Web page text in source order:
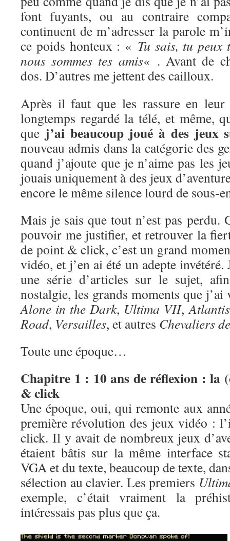
font fuyants, ou au contraire
continuent de m’adresser la parole
ce poids honteux : « Tu sais, tu peux
nous sommes tes amis« . Avant de
dos. D’autres me jettent des cailloux.
Après il faut que les rassure en leur
longtemps regardé la télé, et même,
que j’ai beaucoup joué à des jeux
nouveau admis dans la catégorie des
quand j’ajoute que je n’aime pas les
jouais uniquement à des jeux
encore le même silence lourd de sous-
Mais je sais que tout n’est pas perdu.
pouvoir me justifier, et retrouver la
de point & click, c’est un grand
vidéo, et j’en ai été un adepte
une série d’articles sur le sujet,
nostalgie, les grands moments que
Alone in the Dark, Ultima VII,Atlantis
Road, Versailles, et autres Chevaliers
Toute une époque…
Chapitre 1 : 10 ans de réflexion : la
& click
Une époque, oui, qui remonte aux
première révolution des jeux vidéo :
click. Il y avait de nombreux jeux
étaient bâtis sur la même interface
VGA et du texte, beaucoup de texte,
sélection au clavier. Les premiers
exemple, c’était vraiment la
intéressais pas plus que ça.